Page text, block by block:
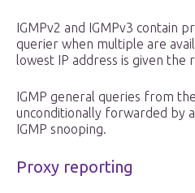
IGMPv2 and IGMPv3 contain
querier when multiple are
lowest IP address is given the
IGMP general queries from
unconditionally forwarded by
IGMP snooping.
Proxy reporting